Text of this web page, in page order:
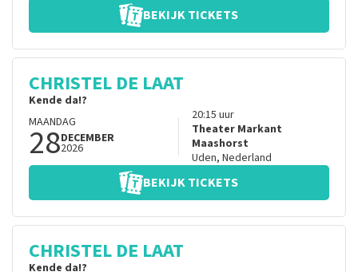
BEKIJK TICKETS
CHRISTEL DE LAAT
Kende da!?
MAANDAG
28DECEMBER
2026
20:15 uur
Theater Markant
Maashorst
Uden, Nederland
BEKIJK TICKETS
CHRISTEL DE LAAT
Kende da!?